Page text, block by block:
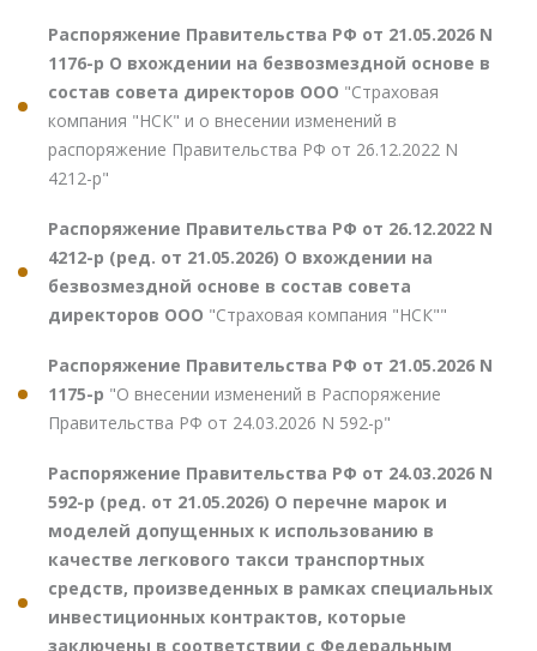
Распоряжение Правительства РФ от 21.05.2026 N
1176-р О вхождении на безвозмездной основе в
состав совета директоров ООО "Страховая
компания "НСК" и о внесении изменений в
распоряжение Правительства РФ от 26.12.2022 N
4212-р"
Распоряжение Правительства РФ от 26.12.2022 N
4212-р (ред. от 21.05.2026) О вхождении на
безвозмездной основе в состав совета
директоров ООО "Страховая компания "НСК""
Распоряжение Правительства РФ от 21.05.2026 N
1175-р "О внесении изменений в Распоряжение
Правительства РФ от 24.03.2026 N 592-р"
Распоряжение Правительства РФ от 24.03.2026 N
592-р (ред. от 21.05.2026) О перечне марок и
моделей допущенных к использованию в
качестве легкового такси транспортных
средств, произведенных в рамках специальных
инвестиционных контрактов, которые
заключены в соответствии с Федеральным